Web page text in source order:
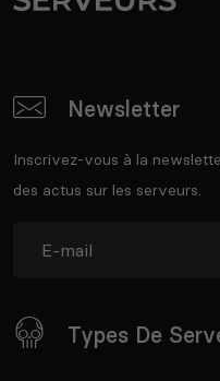
Newsletter
Inscrivez-vous à la
des actus sur les serveurs.
Types De